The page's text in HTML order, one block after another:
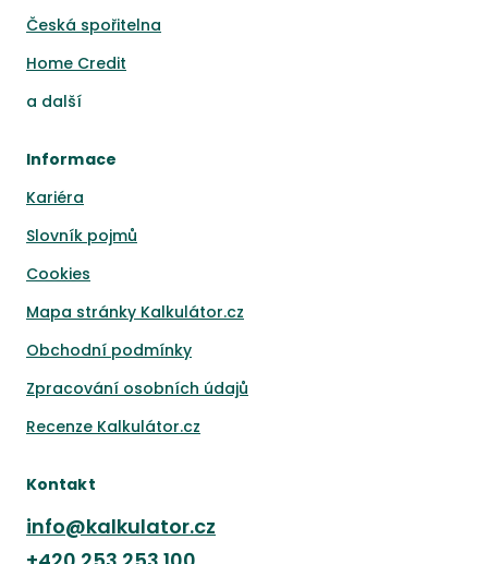
Česká spořitelna
Home Credit
a další
Informace
Kariéra
Slovník pojmů
Cookies
Mapa stránky Kalkulátor.cz
Obchodní podmínky
Zpracování osobních údajů
Recenze Kalkulátor.cz
Kontakt
info@kalkulator.cz